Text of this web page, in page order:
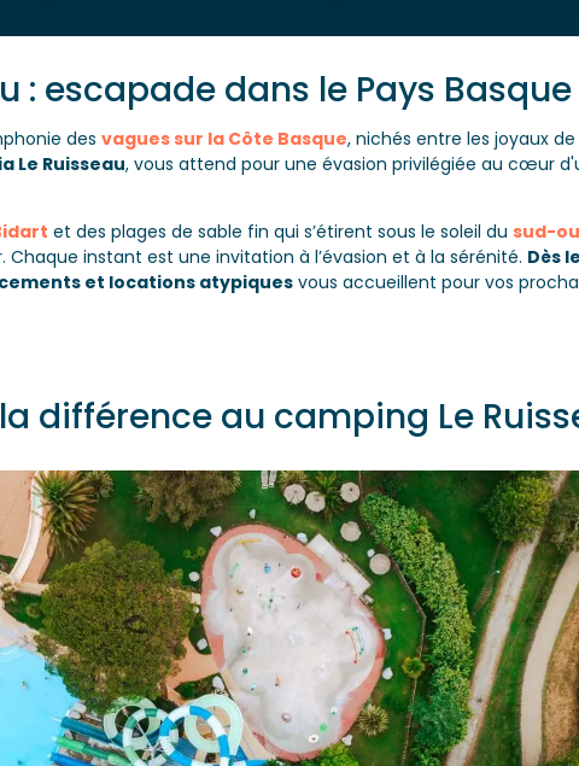
: escapade dans le Pays Basque
des vagues sur la Côte Basque, nichés entre les joyaux de
Le Ruisseau, vous attend pour une évasion privilégiée au cœur
et des plages de sable fin qui s’étirent sous le soleil du sud-
instant est une invitation à l’évasion et à la sérénité. Dès
et locations atypiquesvous accueillent pour vos
différence au camping Le